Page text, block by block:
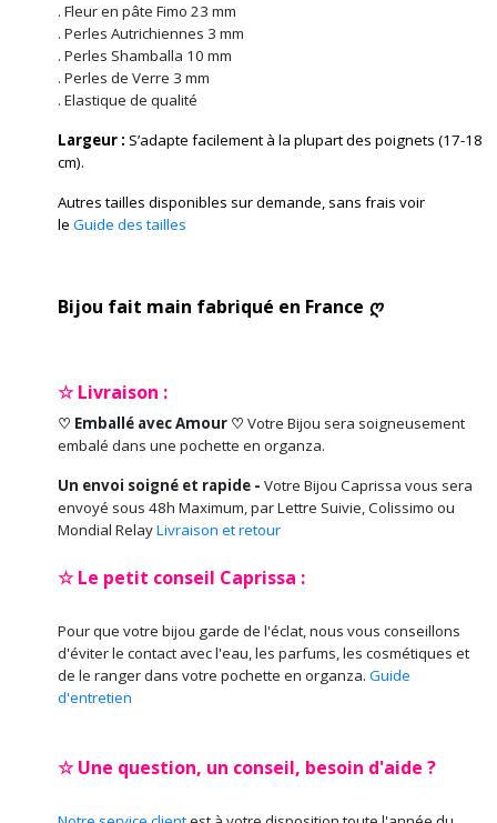
. Fleur en pâte Fimo 23 mm
. Perles Autrichiennes 3 mm
. Perles Shamballa 10 mm
. Perles de Verre 3 mm
. Elastique de qualité
Largeur : S’adapte facilement à la plupart des poignets (17-18
cm).
Autres tailles disponibles sur demande, sans frais voir
le Guide des tailles
Bijou fait main fabriqué en France ღ
☆ Livraison :
♡ Emballé avec Amour ♡ Votre Bijou sera soigneusement
embalé dans une pochette en organza.
Un envoi soigné et rapide - Votre Bijou Caprissa vous sera
envoyé sous 48h Maximum, par Lettre Suivie, Colissimo ou
Mondial RelayLivraison et retour
☆ Le petit conseil Caprissa :
Pour que votre bijou garde de l'éclat, nous vous conseillons
d'éviter le contact avec l'eau, les parfums, les cosmétiques et
de le ranger dans votre pochette en organza. Guide
d'entretien
☆ Une question, un conseil, besoin d'aide ?